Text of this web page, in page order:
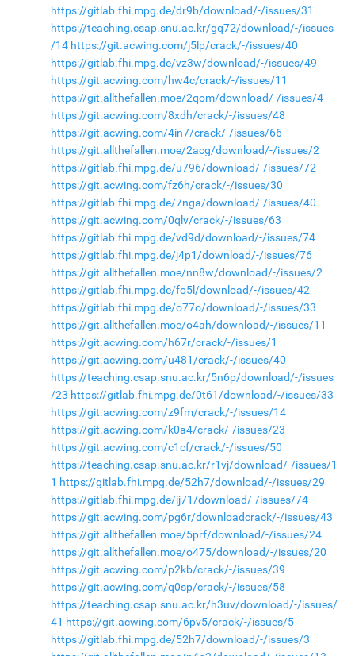
https://gitlab.fhi.mpg.de/dr9b/download/-/issues/31
https://teaching.csap.snu.ac.kr/gq72/download/-/issues
/14 https://git.acwing.com/j5lp/crack/-/issues/40
https://gitlab.fhi.mpg.de/vz3w/download/-/issues/49
https://git.acwing.com/hw4c/crack/-/issues/11
https://git.allthefallen.moe/2qom/download/-/issues/4
https://git.acwing.com/8xdh/crack/-/issues/48
https://git.acwing.com/4in7/crack/-/issues/66
https://git.allthefallen.moe/2acg/download/-/issues/2
https://gitlab.fhi.mpg.de/u796/download/-/issues/72
https://git.acwing.com/fz6h/crack/-/issues/30
https://gitlab.fhi.mpg.de/7nga/download/-/issues/40
https://git.acwing.com/0qlv/crack/-/issues/63
https://gitlab.fhi.mpg.de/vd9d/download/-/issues/74
https://gitlab.fhi.mpg.de/j4p1/download/-/issues/76
https://git.allthefallen.moe/nn8w/download/-/issues/2
https://gitlab.fhi.mpg.de/fo5l/download/-/issues/42
https://gitlab.fhi.mpg.de/o77o/download/-/issues/33
https://git.allthefallen.moe/o4ah/download/-/issues/11
https://git.acwing.com/h67r/crack/-/issues/1
https://git.acwing.com/u481/crack/-/issues/40
https://teaching.csap.snu.ac.kr/5n6p/download/-/issues
/23 https://gitlab.fhi.mpg.de/0t61/download/-/issues/33
https://git.acwing.com/z9fm/crack/-/issues/14
https://git.acwing.com/k0a4/crack/-/issues/23
https://git.acwing.com/c1cf/crack/-/issues/50
https://teaching.csap.snu.ac.kr/r1vj/download/-/issues/1
1 https://gitlab.fhi.mpg.de/52h7/download/-/issues/29
https://gitlab.fhi.mpg.de/ij71/download/-/issues/74
https://git.acwing.com/pg6r/downloadcrack/-/issues/43
https://git.allthefallen.moe/5prf/download/-/issues/24
https://git.allthefallen.moe/o475/download/-/issues/20
https://git.acwing.com/p2kb/crack/-/issues/39
https://git.acwing.com/q0sp/crack/-/issues/58
https://teaching.csap.snu.ac.kr/h3uv/download/-/issues/
41 https://git.acwing.com/6pv5/crack/-/issues/5
https://gitlab.fhi.mpg.de/52h7/download/-/issues/3